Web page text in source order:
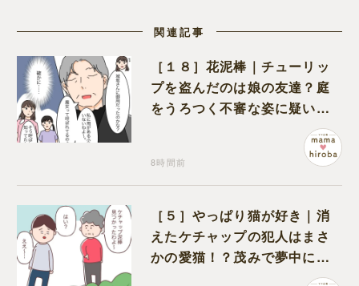
関連記事
［１８］花泥棒｜チューリッ
プを盗んだのは娘の友達？庭
をうろつく不審な姿に疑いが
8時間前
［５］やっぱり猫が好き｜消
えたケチャップの犯人はまさ
かの愛猫！？茂みで夢中にな